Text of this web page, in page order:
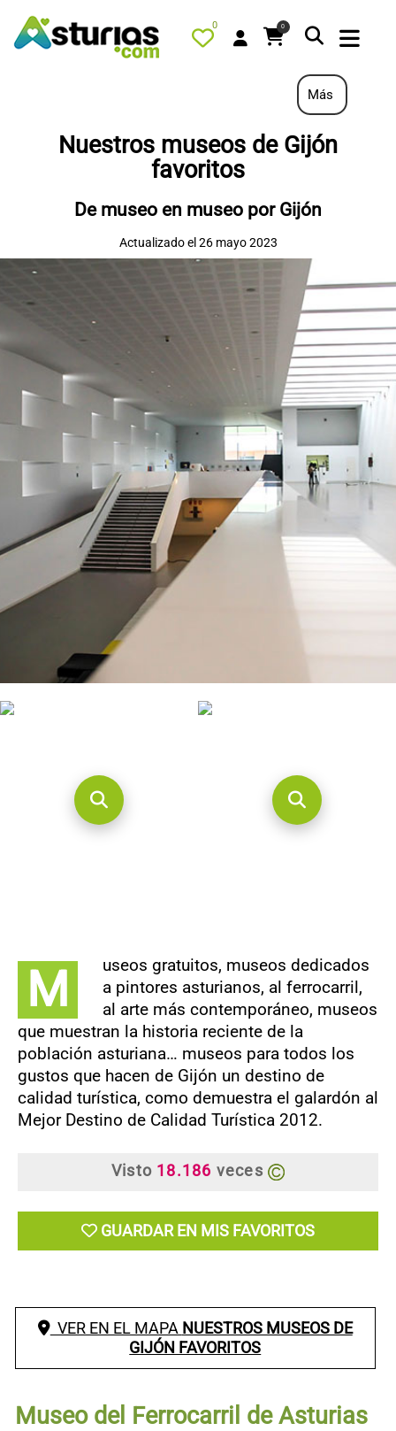
0 0
RESTAURANTES
AGENDA
OFERTAS
CONTACTO
Más
Nuestros museos de Gijón
favoritos
De museo en museo por Gijón
Actualizado el 26 mayo 2023
M
useos gratuitos, museos dedicados
a pintores asturianos, al ferrocarril,
al arte más contemporáneo, museos
que muestran la historia reciente de la
población asturiana… museos para todos los
gustos que hacen de Gijón un destino de
calidad turística, como demuestra el galardón al
Mejor Destino de Calidad Turística 2012.
Visto 18.186 veces
GUARDAR EN MIS FAVORITOS
VER EN EL MAPA NUESTROS MUSEOS DE
GIJÓN FAVORITOS
Museo del Ferrocarril de Asturias